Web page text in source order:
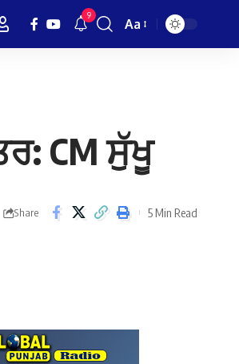
9
Font
Aa
CM ਸੁੱਖੂ
Share 5 Min Read